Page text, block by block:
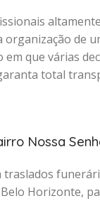
de
em que várias
total
Nossa
Horizonte,